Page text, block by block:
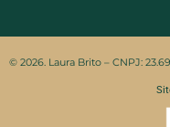
© 2026. Laura Brito – CNPJ: